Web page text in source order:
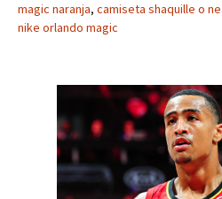
magic naranja, camiseta shaquille o
nike orlando magic